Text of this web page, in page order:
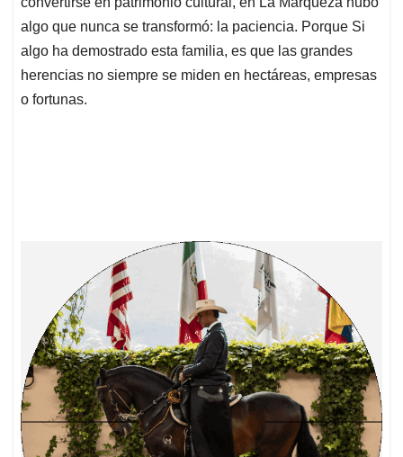
algo que nunca se transformó: la paciencia. Porque Si
algo ha demostrado esta familia, es que las grandes
herencias no siempre se miden en hectáreas, empresas
o fortunas.